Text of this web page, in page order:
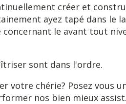
créer et
ayez tapé dans le
le avant tout
sont dans l'ordre.
votre chérie? Posez vous
nos bien mieux assist.